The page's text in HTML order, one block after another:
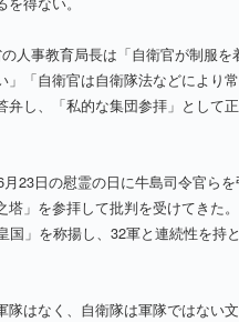
人事教育局長は「自衛官が制服を
」「自衛官は自衛隊法などにより
し、「私的な集団参拝」として
23日の慰霊の日に牛島司令官ら
」を参拝して批判を受けてきた
国」を称揚し、32軍と連続性を持
隊はなく、自衛隊は軍隊ではない